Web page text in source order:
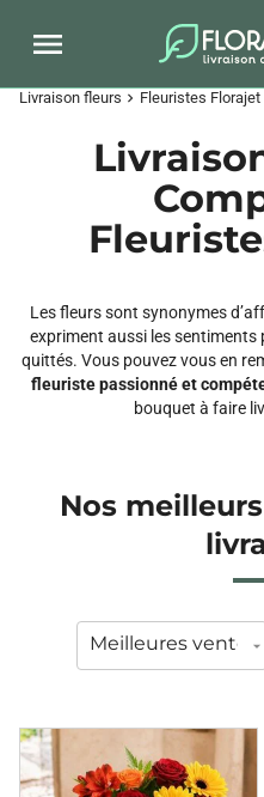
Livraison fleurs chevron_right Fleuristes Florajet
Les fleurs sont synonymes
expriment aussi les sentiments
quittés. Vous pouvez vous en
fleuriste passionné et
bouquet à faire
Nos